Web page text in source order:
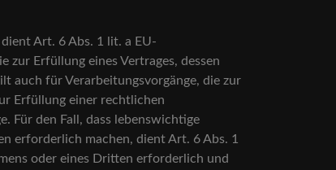
Art. 6 Abs. 1 lit. a EU-
zur Erfüllung eines Vertrages, dessen
auch für Verarbeitungsvorgänge, die zur
Erfüllung einer rechtlichen
Für den Fall, dass lebenswichtige
erforderlich machen, dient Art. 6 Abs. 1
oder eines Dritten erforderlich und